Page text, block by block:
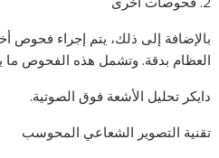
بالإضافة إلى ذلك، يتم إجراء فحوص
العظام بدقة. وتشمل هذه الفحوص ما
دايكر تحليل الأشعة فوق الصوتية.
تقنية التصوير الشعاعي المحوسب